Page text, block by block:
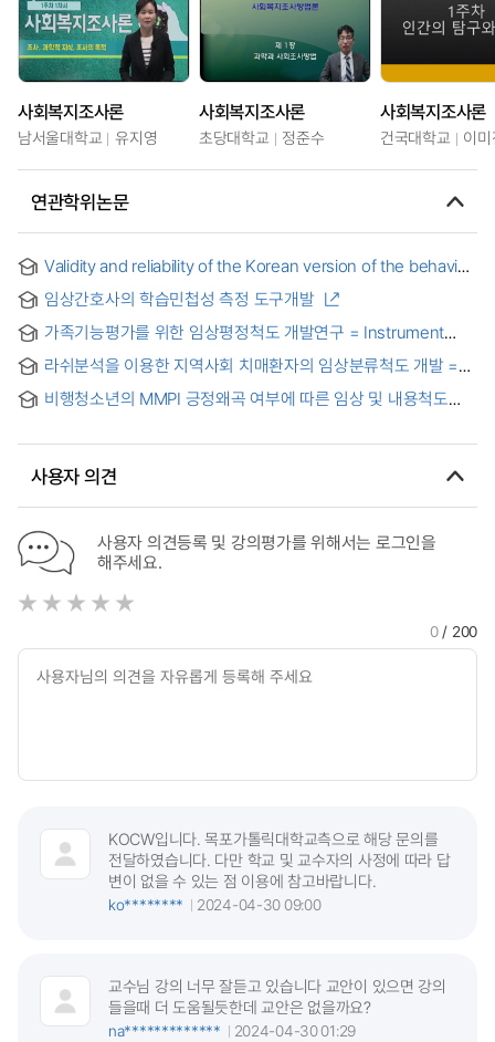
사회복지조사론
남서울대학교 유지영
사회복지조사론
초당대학교 정준수
사회복지조사론
건국대학교 이
연관학위논문
Validity and reliability of the Korean version of the behavior
임상간호사의 학습민첩성 측정 도구개발
가족기능평가를 위한 임상평정척도 개발연구 = Instrument
Functioning Evaluation
라쉬분석을 이용한 지역사회 치매환자의 임상분류척도 개발 =
Community-dwelling Dementia Patients Using the Rasch
비행청소년의 MMPI 긍정왜곡 여부에 따른 임상 및 내용척도
사용자 의견
사용자 의견등록 및 강의평가를 위해서는 로그인을
해주세요.
0/ 200
KOCW입니다. 목포가톨릭대학교측으로 해당 문의를
전달하였습니다. 다만 학교 및 교수자의 사정에 따라 답
변이 없을 수 있는 점 이용에 참고바랍니다.
ko********
2024-04-30 09:00
교수님 강의 너무 잘듣고 있습니다 교안이 있으면 강의
들을때 더 도움될듯한데 교안은 없을까요?
na*************
2024-04-30 01:29